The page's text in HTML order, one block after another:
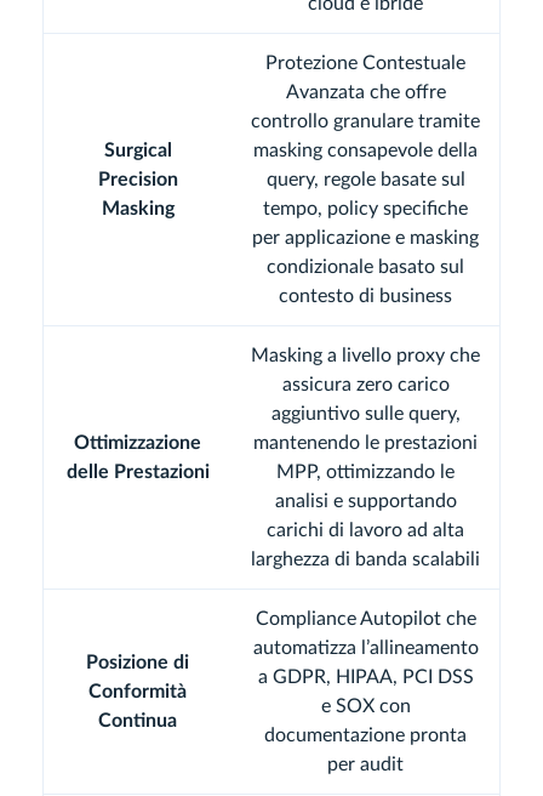
Surgical
Precision
Masking
Protezione Contestuale
Avanzata che offre
controllo granulare tramite
masking consapevole della
query, regole basate sul
tempo, policy specifiche
per applicazione e masking
condizionale basato sul
contesto di business
Ottimizzazione
delle Prestazioni
Masking a livello proxy che
assicura zero carico
aggiuntivo sulle query,
mantenendo le prestazioni
MPP, ottimizzando le
analisi e supportando
carichi di lavoro ad alta
larghezza di banda scalabili
Posizione di
Conformità
Continua
Compliance Autopilot che
automatizza l’allineamento
a GDPR, HIPAA, PCI DSS
e SOX con
documentazione pronta
per audit